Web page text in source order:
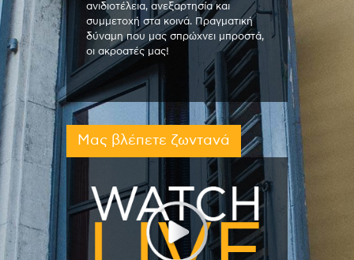
ανιδιοτέλεια, ανεξαρτησία και
συμμετοχή στα κοινά. Πραγματική
δύναμη που μας σπρώχνει μπροστά,
οι ακροατές μας!
Μας βλέπετε ζωντανά